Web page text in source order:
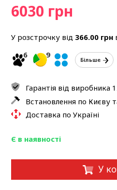
6030 грн
У розстрочку від 366.00грн
6
9
Більше
Гарантія від виробника
Встановлення по Києву
Доставка по Україні
Є в наявності
У